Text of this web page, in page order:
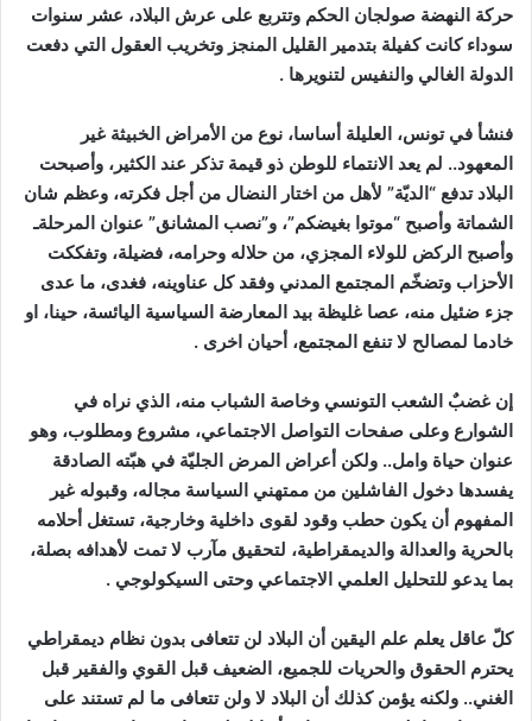
حركة النهضة صولجان الحكم وتتربع على عرش البلاد، عشر سنوات
سوداء كانت كفيلة بتدمير القليل المنجز وتخريب العقول التي دفعت
الدولة الغالي والنفيس لتنويرها .
فنشأ في تونس، العليلة أساسا، نوع من الأمراض الخبيثة غير
المعهود.. لم يعد الانتماء للوطن ذو قيمة تذكر عند الكثير، وأصبحت
البلاد تدفع “الديّة” لأهل من اختار النضال من أجل فكرته، وعظم شان
الشماتة وأصبح “موتوا بغيضكم”، و”نصب المشانق” عنوان المرحلةـ
وأصبح الركض للولاء المجزي، من حلاله وحرامه، فضيلة، وتفككت
الأحزاب وتضخّم المجتمع المدني وفقد كل عناوينه، فغدى، ما عدى
جزء ضئيل منه، عصا غليظة بيد المعارضة السياسية اليائسة، حينا، او
خادما لمصالح لا تنفع المجتمع، أحيان اخرى .
إن غضبٌ الشعب التونسي وخاصة الشباب منه، الذي نراه في
الشوارع وعلى صفحات التواصل الاجتماعي، مشروع ومطلوب، وهو
عنوان حياة وامل.. ولكن أعراض المرض الجليّة في هبّته الصادقة
يفسدها دخول الفاشلين من ممتهني السياسة مجاله، وقبوله غير
المفهوم أن يكون حطب وقود لقوى داخلية وخارجية، تستغل أحلامه
بالحرية والعدالة والديمقراطية، لتحقيق مآرب لا تمت لأهدافه بصلة،
بما يدعو للتحليل العلمي الاجتماعي وحتى السيكولوجي .
كلّ عاقل يعلم علم اليقين أن البلاد لن تتعافى بدون نظام ديمقراطي
يحترم الحقوق والحريات للجميع، الضعيف قبل القوي والفقير قبل
الغني.. ولكنه يؤمن كذلك أن البلاد لا ولن تتعافى ما لم تستند على